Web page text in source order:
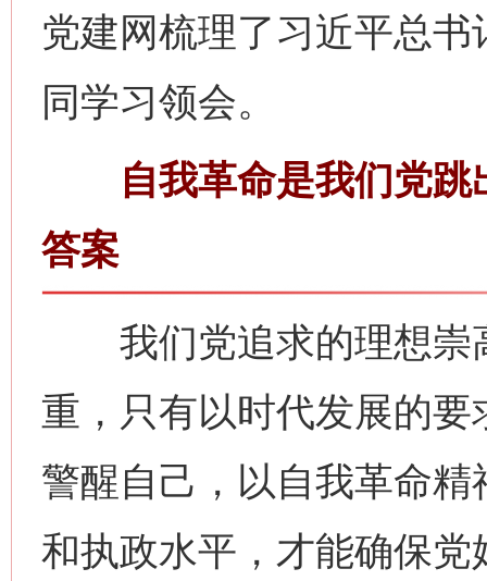
党建网梳理了习近平总
同学习领会。
自我革命是我们党跳
答案
我们党追求的理想崇
重，只有以时代发展的
警醒自己，以自我革命
和执政水平，才能确保